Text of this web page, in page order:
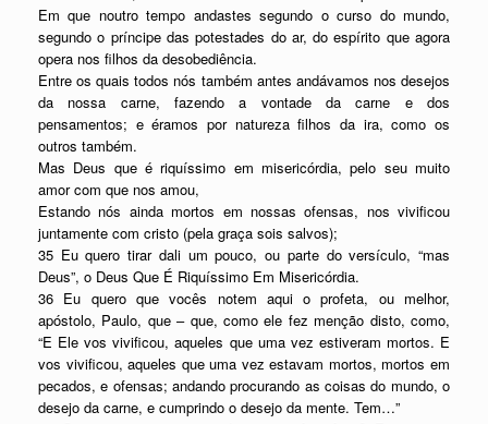
Em que noutro tempo andastes segundo o curso do mundo,
segundo o príncipe das potestades do ar, do espírito que agora
opera nos filhos da desobediência.
Entre os quais todos nós também antes andávamos nos desejos
da nossa carne, fazendo a vontade da carne e dos
pensamentos; e éramos por natureza filhos da ira, como os
outros também.
Mas Deus que é riquíssimo em misericórdia, pelo seu muito
amor com que nos amou,
Estando nós ainda mortos em nossas ofensas, nos vivificou
juntamente com cristo (pela graça sois salvos);
35 Eu quero tirar dali um pouco, ou parte do versículo, “mas
Deus”, o Deus Que É Riquíssimo Em Misericórdia.
36 Eu quero que vocês notem aqui o profeta, ou melhor,
apóstolo, Paulo, que – que, como ele fez menção disto, como,
“E Ele vos vivificou, aqueles que uma vez estiveram mortos. E
vos vivificou, aqueles que uma vez estavam mortos, mortos em
pecados, e ofensas; andando procurando as coisas do mundo, o
desejo da carne, e cumprindo o desejo da mente. Tem…”